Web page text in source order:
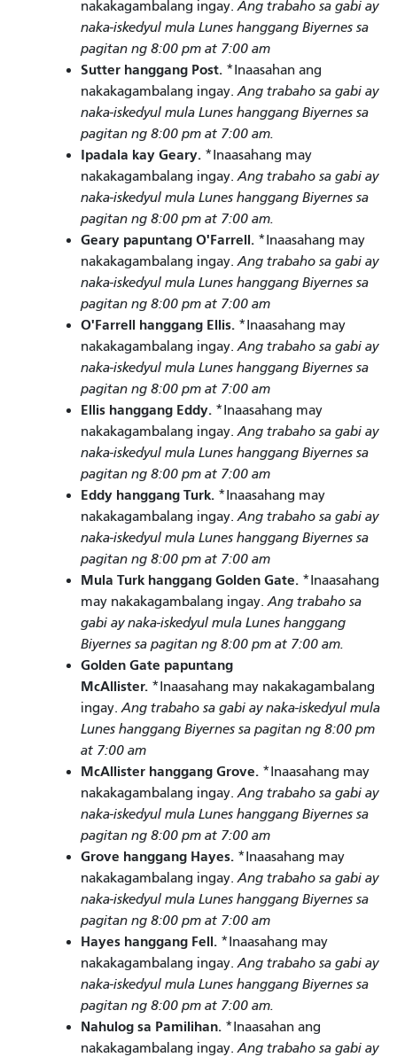
nakakagambalang ingay. Ang trabaho sa gabi ay
naka-iskedyul mula Lunes hanggang Biyernes sa
pagitan ng 8:00 pm at 7:00 am
Sutter hanggang Post. *Inaasahan ang
nakakagambalang ingay. Ang trabaho sa gabi ay
naka-iskedyul mula Lunes hanggang Biyernes sa
pagitan ng 8:00 pm at 7:00 am.
Ipadala kay Geary. *Inaasahang may
nakakagambalang ingay. Ang trabaho sa gabi ay
naka-iskedyul mula Lunes hanggang Biyernes sa
pagitan ng 8:00 pm at 7:00 am.
Geary papuntang O'Farrell. *Inaasahang may
nakakagambalang ingay. Ang trabaho sa gabi ay
naka-iskedyul mula Lunes hanggang Biyernes sa
pagitan ng 8:00 pm at 7:00 am
O'Farrell hanggang Ellis. *Inaasahang may
nakakagambalang ingay. Ang trabaho sa gabi ay
naka-iskedyul mula Lunes hanggang Biyernes sa
pagitan ng 8:00 pm at 7:00 am
Ellis hanggang Eddy. *Inaasahang may
nakakagambalang ingay. Ang trabaho sa gabi ay
naka-iskedyul mula Lunes hanggang Biyernes sa
pagitan ng 8:00 pm at 7:00 am
Eddy hanggang Turk. *Inaasahang may
nakakagambalang ingay. Ang trabaho sa gabi ay
naka-iskedyul mula Lunes hanggang Biyernes sa
pagitan ng 8:00 pm at 7:00 am
Mula Turk hanggang Golden Gate. *Inaasahang
may nakakagambalang ingay. Ang trabaho sa
gabi ay naka-iskedyul mula Lunes hanggang
Biyernes sa pagitan ng 8:00 pm at 7:00 am.
Golden Gate papuntang
McAllister. *Inaasahang may nakakagambalang
ingay. Ang trabaho sa gabi ay naka-iskedyul mula
Lunes hanggang Biyernes sa pagitan ng 8:00 pm
at 7:00 am
McAllister hanggang Grove. *Inaasahang may
nakakagambalang ingay. Ang trabaho sa gabi ay
naka-iskedyul mula Lunes hanggang Biyernes sa
pagitan ng 8:00 pm at 7:00 am
Grove hanggang Hayes. *Inaasahang may
nakakagambalang ingay. Ang trabaho sa gabi ay
naka-iskedyul mula Lunes hanggang Biyernes sa
pagitan ng 8:00 pm at 7:00 am
Hayes hanggang Fell. *Inaasahang may
nakakagambalang ingay. Ang trabaho sa gabi ay
naka-iskedyul mula Lunes hanggang Biyernes sa
pagitan ng 8:00 pm at 7:00 am.
Nahulog sa Pamilihan. *Inaasahan ang
nakakagambalang ingay. Ang trabaho sa gabi ay